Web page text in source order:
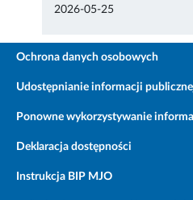
2026-05-25
Ochrona danych osobowych
Udostępnianie informacji
Ponowne wykorzystywanie
Deklaracja dostępności
Instrukcja BIP MJO